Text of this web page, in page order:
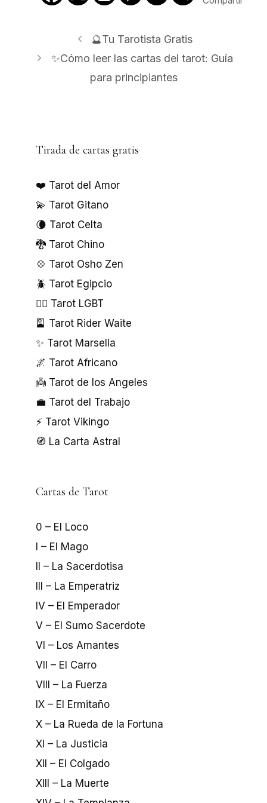
🔮Tu Tarotista Gratis
✨Cómo leer las cartas del tarot: Guía
para principiantes
Tirada de cartas gratis
❤️ Tarot del Amor
💫 Tarot Gitano
🌘 Tarot Celta
🐉 Tarot Chino
💠 Tarot Osho Zen
🪲 Tarot Egipcio
🏳️‍🌈 Tarot LGBT
🎴 Tarot Rider Waite
✨ Tarot Marsella
🌌 Tarot Africano
👼 Tarot de los Angeles
💼 Tarot del Trabajo
⚡ Tarot Vikingo
🧭 La Carta Astral
Cartas de Tarot
0 – El Loco
I – El Mago
II – La Sacerdotisa
III – La Emperatriz
IV – El Emperador
V – El Sumo Sacerdote
VI – Los Amantes
VII – El Carro
VIII – La Fuerza
IX – El Ermitaño
X – La Rueda de la Fortuna
XI – La Justicia
XII – El Colgado
XIII – La Muerte